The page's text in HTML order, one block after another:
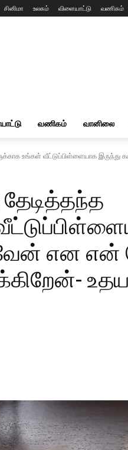
சினிமா உலகம் விளையாட்டு வணிகம்
வணிகம் வானிலை
உங்கள் வீட்டுப்பிள்ளையாக
என என்